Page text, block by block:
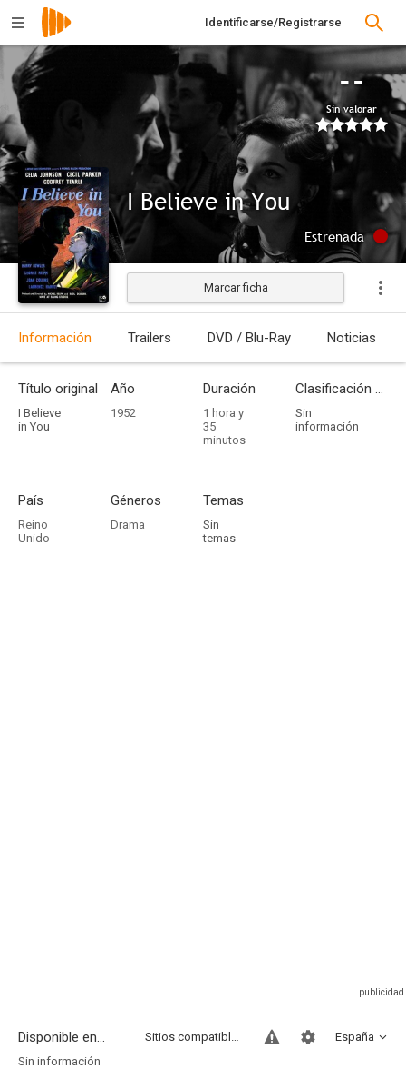
Identificarse/Registrarse
--
Sin valorar
I Believe in You
Estrenada
Marcar ficha
Información Trailers DVD / Blu-Ray Noticias
Título original
I Believe
in You
Año
1952
Duración
1 hora y
35
minutos
Clasificación por edades
Sin
información
País
Reino
Unido
Géneros
Drama
Temas
Sin
temas
Disponible en... España
Sitios compatibles
Sin información